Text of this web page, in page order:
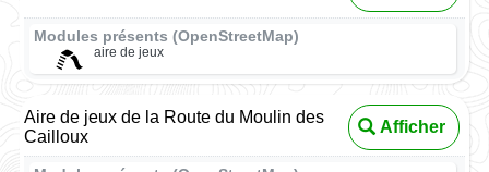
Modules présents (OpenStreetMap)
aire de jeux
Aire de jeux de la Route du Moulin des
Cailloux
Afficher